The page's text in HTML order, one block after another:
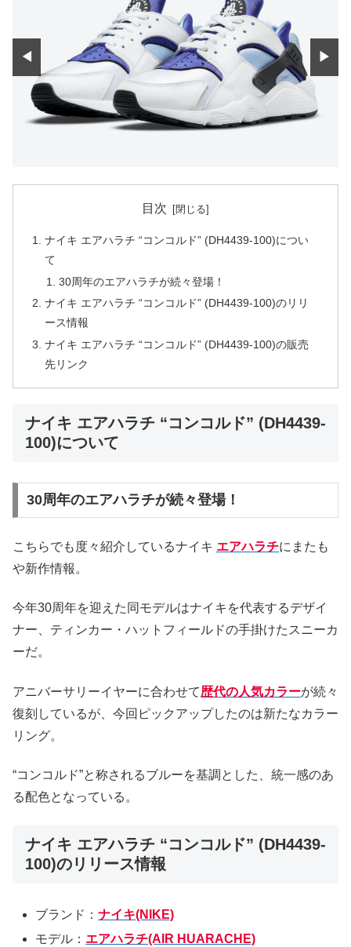
◀ ▶
目次
ナイキ エアハラチ “コンコルド” (DH4439-100)につい
て
30周年のエアハラチが続々登場！
ナイキ エアハラチ “コンコルド” (DH4439-100)のリリ
ース情報
ナイキ エアハラチ “コンコルド” (DH4439-100)の販売
先リンク
ナイキ エアハラチ “コンコルド” (DH4439-
100)について
30周年のエアハラチが続々登場！
こちらでも度々紹介しているナイキ エアハラチにまたも
や新作情報。
今年30周年を迎えた同モデルはナイキを代表するデザイ
ナー、ティンカー・ハットフィールドの手掛けたスニーカ
ーだ。
アニバーサリーイヤーに合わせて歴代の人気カラーが続々
復刻しているが、今回ピックアップしたのは新たなカラー
リング。
“コンコルド”と称されるブルーを基調とした、統一感のあ
る配色となっている。
ナイキ エアハラチ “コンコルド” (DH4439-
100)のリリース情報
ブランド：ナイキ(NIKE)
モデル： エアハラチ(AIR HUARACHE)